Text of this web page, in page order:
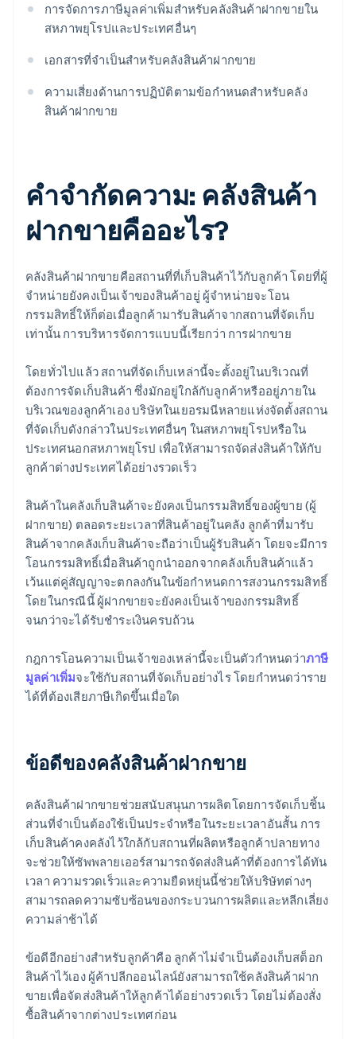
การจัดการภาษีมูลค่าเพิ่มสำหรับคลังสินค้าฝากขายใน
สหภาพยุโรปและประเทศอื่นๆ
เอกสารที่จำเป็นสำหรับคลังสินค้าฝากขาย
ความเสี่ยงด้านการปฏิบัติตามข้อกำหนดสำหรับคลัง
สินค้าฝากขาย
คำจำกัดความ: คลังสินค้า
ฝากขายคืออะไร?
คลังสินค้าฝากขายคือสถานที่ที่เก็บสินค้าไว้กับลูกค้า โดยที่ผู้
จำหน่ายยังคงเป็นเจ้าของสินค้าอยู่ ผู้จำหน่ายจะโอน
กรรมสิทธิ์ให้ก็ต่อเมื่อลูกค้ามารับสินค้าจากสถานที่จัดเก็บ
เท่านั้น การบริหารจัดการแบบนี้เรียกว่า การฝากขาย
โดยทั่วไปแล้ว สถานที่จัดเก็บเหล่านี้จะตั้งอยู่ในบริเวณที่
ต้องการจัดเก็บสินค้า ซึ่งมักอยู่ใกล้กับลูกค้าหรืออยู่ภายใน
บริเวณของลูกค้าเอง บริษัทในเยอรมนีหลายแห่งจัดตั้งสถาน
ที่จัดเก็บดังกล่าวในประเทศอื่นๆ ในสหภาพยุโรปหรือใน
ประเทศนอกสหภาพยุโรป เพื่อให้สามารถจัดส่งสินค้าให้กับ
ลูกค้าต่างประเทศได้อย่างรวดเร็ว
สินค้าในคลังเก็บสินค้าจะยังคงเป็นกรรมสิทธิ์ของผู้ขาย (ผู้
ฝากขาย) ตลอดระยะเวลาที่สินค้าอยู่ในคลัง ลูกค้าที่มารับ
สินค้าจากคลังเก็บสินค้าจะถือว่าเป็นผู้รับสินค้า โดยจะมีการ
โอนกรรมสิทธิ์เมื่อสินค้าถูกนำออกจากคลังเก็บสินค้าแล้ว
เว้นแต่คู่สัญญาจะตกลงกันในข้อกำหนดการสงวนกรรมสิทธิ์
โดยในกรณีนี้ ผู้ฝากขายจะยังคงเป็นเจ้าของกรรมสิทธิ์
จนกว่าจะได้รับชำระเงินครบถ้วน
กฎการโอนความเป็นเจ้าของเหล่านี้จะเป็นตัวกำหนดว่าภาษี
มูลค่าเพิ่มจะใช้กับสถานที่จัดเก็บอย่างไร โดยกำหนดว่าราย
ได้ที่ต้องเสียภาษีเกิดขึ้นเมื่อใด
ข้อดีของคลังสินค้าฝากขาย
คลังสินค้าฝากขายช่วยสนับสนุนการผลิตโดยการจัดเก็บชิ้น
ส่วนที่จำเป็นต้องใช้เป็นประจำหรือในระยะเวลาอันสั้น การ
เก็บสินค้าคงคลังไว้ใกล้กับสถานที่ผลิตหรือลูกค้าปลายทาง
จะช่วยให้ซัพพลายเออร์สามารถจัดส่งสินค้าที่ต้องการได้ทัน
เวลา ความรวดเร็วและความยืดหยุ่นนี้ช่วยให้บริษัทต่างๆ
สามารถลดความซับซ้อนของกระบวนการผลิตและหลีกเลี่ยง
ความล่าช้าได้
ข้อดีอีกอย่างสำหรับลูกค้าคือ ลูกค้าไม่จำเป็นต้องเก็บสต็อก
สินค้าไว้เอง ผู้ค้าปลีกออนไลน์ยังสามารถใช้คลังสินค้าฝาก
ขายเพื่อจัดส่งสินค้าให้ลูกค้าได้อย่างรวดเร็ว โดยไม่ต้องสั่ง
ซื้อสินค้าจากต่างประเทศก่อน